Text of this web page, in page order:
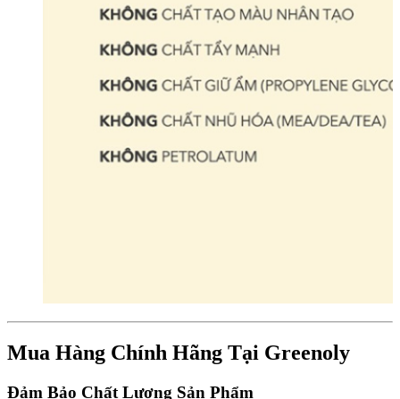
Mua Hàng Chính Hãng Tại Greenoly
Đảm Bảo Chất Lượng Sản Phẩm